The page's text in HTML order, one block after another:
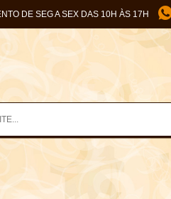
DE SEG A SEX DAS 10H ÀS 17H